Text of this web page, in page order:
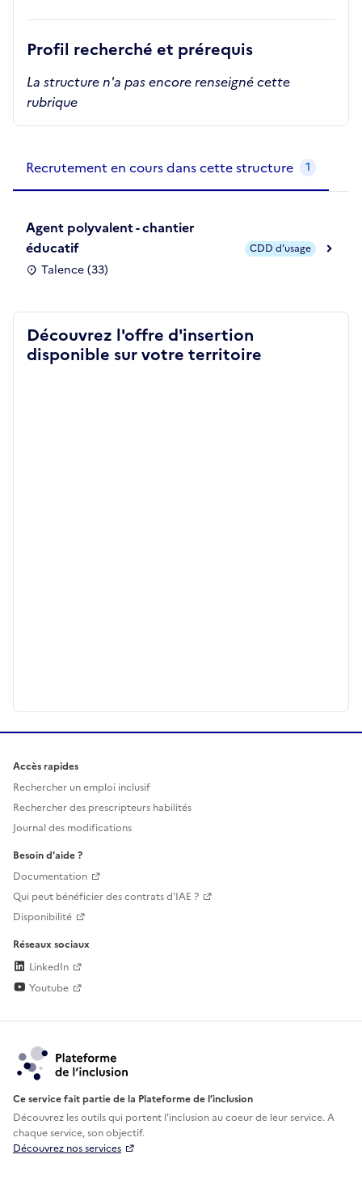
Profil recherché et prérequis
La structure n'a pas encore renseigné cette
rubrique
Recrutement en cours dans cette structure 1
Agent polyvalent - chantier
éducatif
Talence (33)
CDD d'usage
Découvrez l'offre d'insertion
disponible sur votre territoire
Accès rapides
Rechercher un emploi inclusif
Rechercher des prescripteurs habilités
Journal des modifications
Besoin d'aide ?
Documentation
Qui peut bénéficier des contrats d'IAE ?
Disponibilité
Réseaux sociaux
LinkedIn
Youtube
Ce service fait partie de la Plateforme de l’inclusion
Découvrez les outils qui portent l'inclusion aucoeur de leur service. A
chaque service, son objectif.
Découvrez nos services